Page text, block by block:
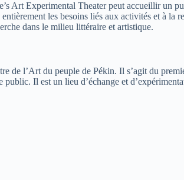
Art Experimental Theater peut accueillir un
les besoins liés aux activités et à
dans le milieu littéraire et artistique.
de l’Art du peuple de Pékin. Il s’agit du
public. Il est un lieu d’échange et